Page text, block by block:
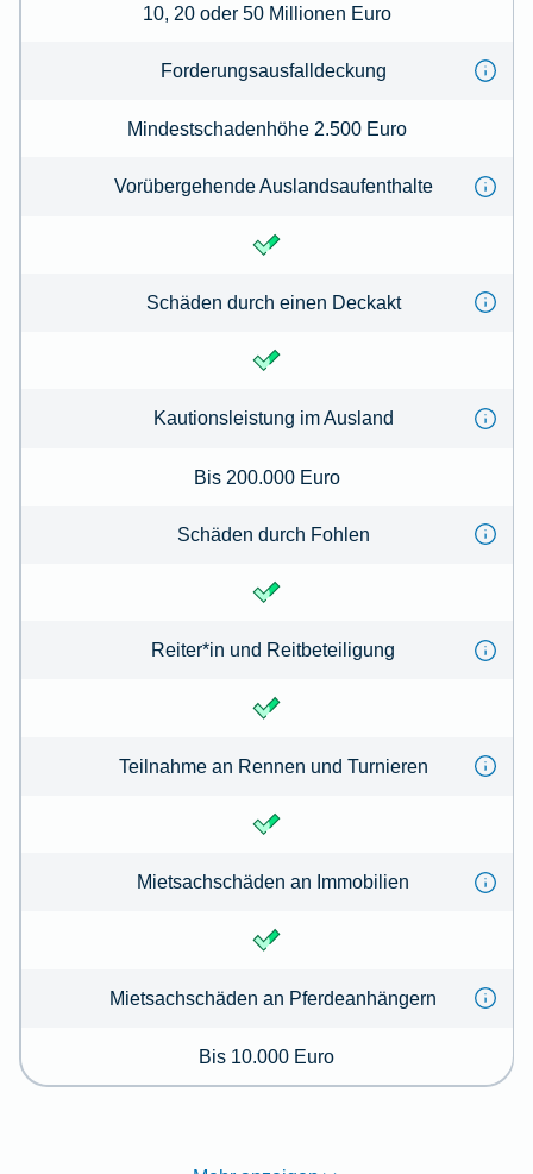
10, 20 oder 50 Millionen Euro
Forderungsausfalldeckung
Mindestschadenhöhe 2.500 Euro
Vorübergehende Auslandsaufenthalte
Schäden durch einen Deckakt
Kautionsleistung im Ausland
Bis 200.000 Euro
Schäden durch Fohlen
Reiter*in und Reitbeteiligung
Teilnahme an Rennen und Turnieren
Mietsachschäden an Immobilien
Mietsachschäden an Pferdeanhängern
Bis 10.000 Euro